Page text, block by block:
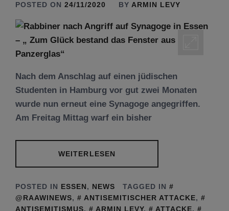
POSTED ON 24/11/2020 BY ARMIN LEVY
Nach dem Anschlag auf einen jüdischen
Studenten in Hamburg vor gut zwei Monaten
wurde nun erneut eine Synagoge angegriffen.
Am Freitag Mittag warf ein bisher
WEITERLESEN
POSTED IN ESSEN, NEWS
TAGGED IN
@RAAWINEWS, ANTISEMITISCHER ATTACKE,
ANTISEMITISMUS, ARMIN LEVY, ATTACKE,